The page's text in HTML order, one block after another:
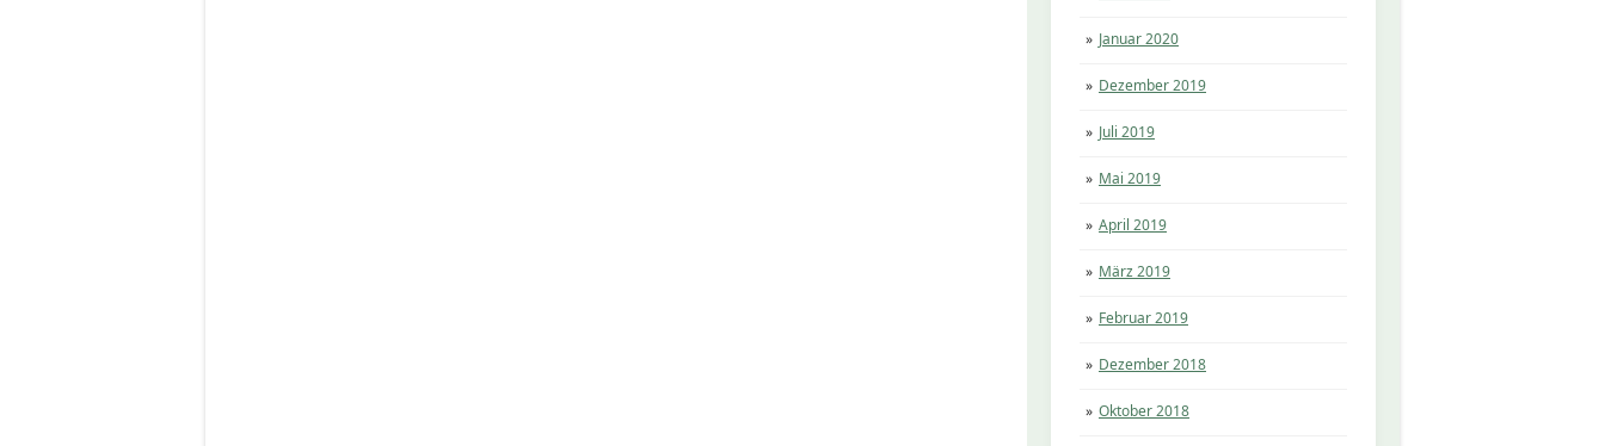
Januar 2020
Dezember 2019
Juli 2019
Mai 2019
April 2019
März 2019
Februar 2019
Dezember 2018
Oktober 2018